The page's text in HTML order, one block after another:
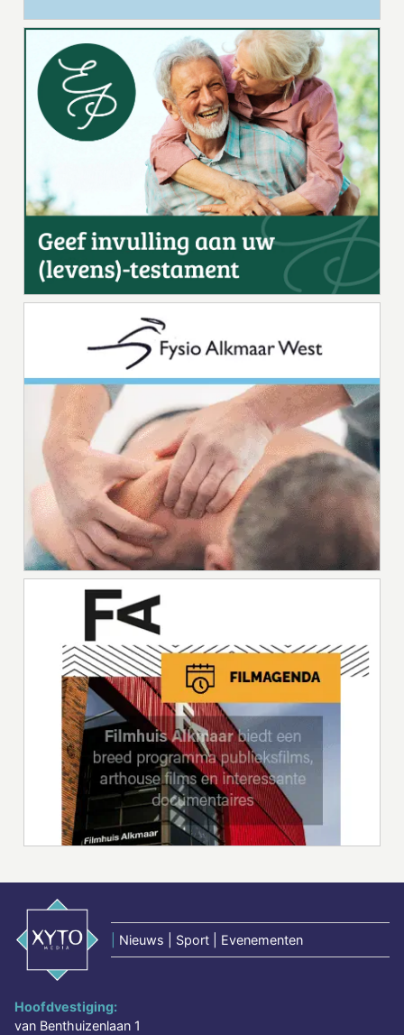
Nieuws | Sport | Evenementen
Hoofdvestiging:
van Benthuizenlaan 1